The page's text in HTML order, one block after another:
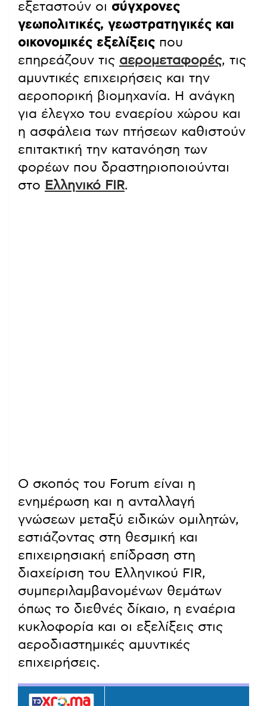
εξεταστούν οι σύγχρονες
γεωπολιτικές, γεωστρατηγικές και
οικονομικές εξελίξεις που
επηρεάζουν τις αερομεταφορές, τις
αμυντικές επιχειρήσεις και την
αεροπορική βιομηχανία. Η ανάγκη
για έλεγχο του εναερίου χώρου και
η ασφάλεια των πτήσεων καθιστούν
επιτακτική την κατανόηση των
φορέων που δραστηριοποιούνται
στο Ελληνικό FIR.
Ο σκοπός του Forum είναι η
ενημέρωση και η ανταλλαγή
γνώσεων μεταξύ ειδικών ομιλητών,
εστιάζοντας στη θεσμική και
επιχειρησιακή επίδραση στη
διαχείριση του Ελληνικού FIR,
συμπεριλαμβανομένων θεμάτων
όπως το διεθνές δίκαιο, η εναέρια
κυκλοφορία και οι εξελίξεις στις
αεροδιαστημικές αμυντικές
επιχειρήσεις.